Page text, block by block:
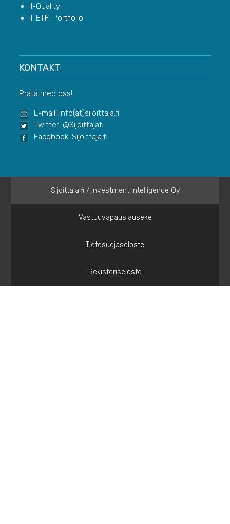
II-Quality
II-ETF-Portfolio
KONTAKT
Prata med oss!
E-mail: info(at)sijoittaja.fi
Twitter: @Sijoittajafi
Facebook: Sijoittaja.fi
Sijoittaja.fi / Investment Intelligence Oy
Vastuuvapauslauseke
Tietosuojaseloste
Rekisteriseloste